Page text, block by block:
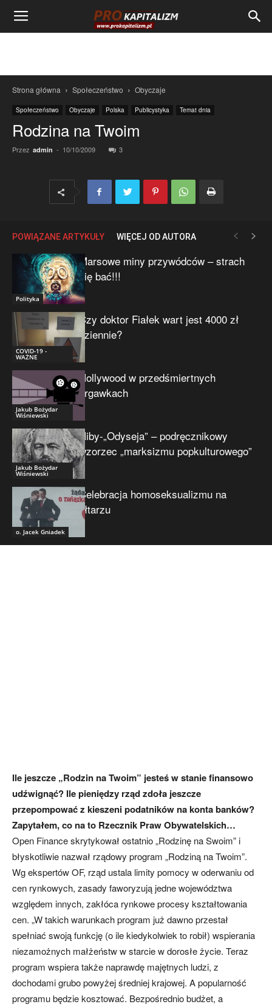
Strona główna Społeczeństwo Obyczaje
Społeczeństwo Obyczaje Polska Publicystyka Temat dnia
Rodzina na Twoim
Przez admin - 10/10/2009 3
POWIĄZANE ARTYKUŁY WIĘCEJ OD AUTORA
Polityka
Marsowe miny przywódców – strach
się bać!!!
COVID-19 -
WAŻNE
Czy doktor Fiałek wart jest 4000 zł
dziennie?
Jakub Bożydar
Wiśniewski
Hollywood w przedśmiertnych
drgawkach
Jakub Bożydar
Wiśniewski
Niby-„Odyseja” – podręcznikowy
wzorzec „marksizmu popkulturowego”
o. Jacek Gniadek
Celebracja homoseksualizmu na
ołtarzu
Ile jeszcze „Rodzin na Twoim” jesteś w stanie finansowo
udźwignąć? Ile pieniędzy rząd zdoła jeszcze
przepompować z kieszeni podatników na konta banków?
Zapytałem, co na to Rzecznik Praw Obywatelskich…
Open Finance skrytykował ostatnio „Rodzinę na Swoim” i
błyskotliwie nazwał rządowy program „Rodziną na Twoim”.
Wg ekspertów OF, rząd ustala limity pomocy w oderwaniu od
cen rynkowych, zasady faworyzują jedne województwa
względem innych, zakłóca rynkowe procesy kształtowania
cen. „W takich warunkach program już dawno przestał
spełniać swoją funkcję (o ile kiedykolwiek to robił) wspierania
niezamożnych małżeństw w starcie w dorosłe życie. Teraz
program wspiera także naprawdę majętnych ludzi, z
dochodami grubo powyżej średniej krajowej. A popularność
programu będzie kosztować. Bezpośrednio budżet, a